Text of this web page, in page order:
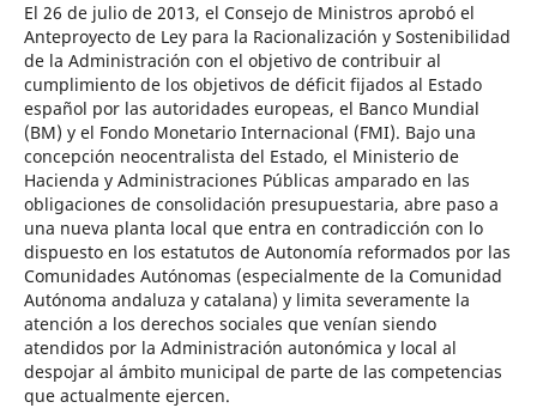
El 26 de julio de 2013, el Consejo de Ministros aprobó el
Anteproyecto de Ley para la Racionalización y Sostenibilidad
de la Administración con el objetivo de contribuir al
cumplimiento de los objetivos de déficit fijados al Estado
español por las autoridades europeas, el Banco Mundial
(BM) y el Fondo Monetario Internacional (FMI). Bajo una
concepción neocentralista del Estado, el Ministerio de
Hacienda y Administraciones Públicas amparado en las
obligaciones de consolidación presupuestaria, abre paso a
una nueva planta local que entra en contradicción con lo
dispuesto en los estatutos de Autonomía reformados por las
Comunidades Autónomas (especialmente de la Comunidad
Autónoma andaluza y catalana) y limita severamente la
atención a los derechos sociales que venían siendo
atendidos por la Administración autonómica y local al
despojar al ámbito municipal de parte de las competencias
que actualmente ejercen.